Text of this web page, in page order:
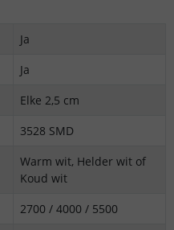
Ja
Ja
Elke 2,5 cm
3528 SMD
Warm wit, Helder wit of
Koud wit
2700 / 4000 / 5500